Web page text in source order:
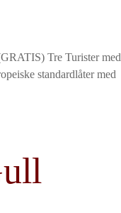
Tre Turister med
standardlåter med